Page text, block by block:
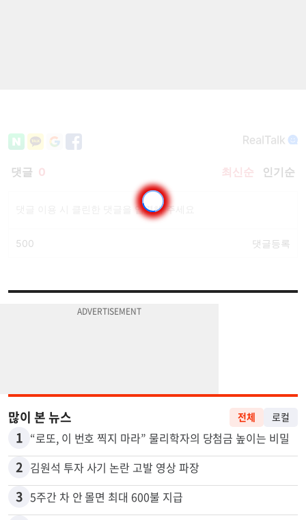
많이 본 뉴스
1 “로또, 이 번호 찍지 마라” 물리학자의 당첨금 높이는 비밀
2 김원석 투자 사기 논란 고발 영상 파장